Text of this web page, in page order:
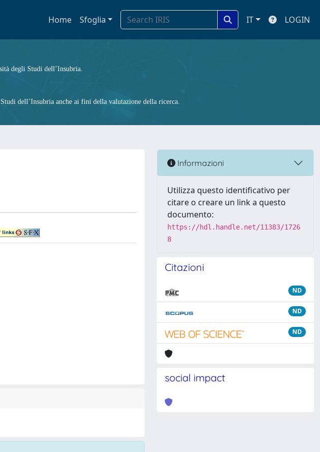
Home Sfoglia IT LOGIN
degli Studi dell’Insubria.
dell’Insubria anche ai fini della valutazione della ricerca.
Informazioni
Utilizza questo identificativo per
citare o creare un link a questo
documento:
https://hdl.handle.net/11383/1726
8
Citazioni
ND
ND
ND
social impact